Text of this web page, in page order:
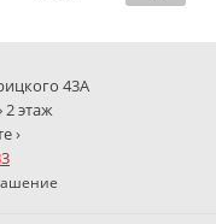
43А
этаж
›